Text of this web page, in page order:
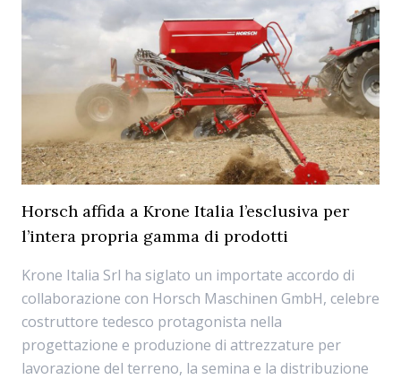
Horsch affida a Krone Italia l’esclusiva per
l’intera propria gamma di prodotti
Krone Italia Srl ha siglato un importate accordo di
collaborazione con Horsch Maschinen GmbH, celebre
costruttore tedesco protagonista nella
progettazione e produzione di attrezzature per
lavorazione del terreno, la semina e la distribuzione